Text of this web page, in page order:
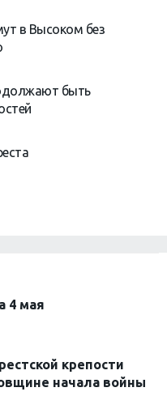
в Высоком без
быть
4 мая
крепости
начала войны